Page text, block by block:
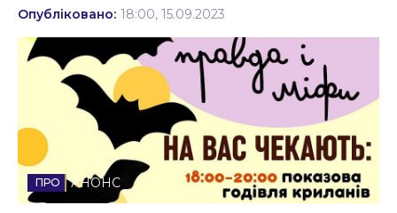
Події
Політика
Соціум
Спорт
Стиль життя
Опубліковано: 18:00, 15.09.2023
АНОНС